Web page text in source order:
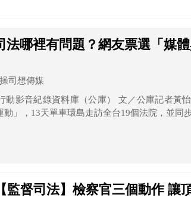
法哪裡有問題？網友票選「媒
司想傳媒
動影音紀錄資料庫（公庫） 文／公庫記者黃
動」，13天單車環島走訪全台19個法院，並同
監督司法】檢察官三個動作 讓